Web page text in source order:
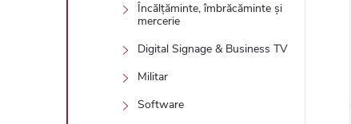
Încălțăminte, îmbrăcăminte și
mercerie
Digital Signage & Business TV
Militar
Software